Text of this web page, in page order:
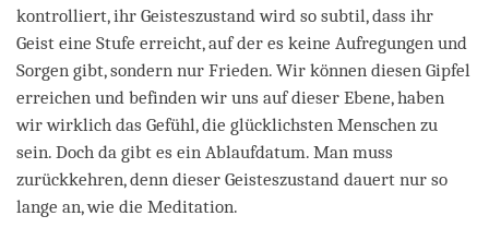
kontrolliert, ihr Geisteszustand wird so subtil, dass ihr
Geist eine Stufe erreicht, auf der es keine Aufregungen und
Sorgen gibt, sondern nur Frieden. Wir können diesen Gipfel
erreichen und befinden wir uns auf dieser Ebene, haben
wir wirklich das Gefühl, die glücklichsten Menschen zu
sein. Doch da gibt es ein Ablaufdatum. Man muss
zurückkehren, denn dieser Geisteszustand dauert nur so
lange an, wie die Meditation.